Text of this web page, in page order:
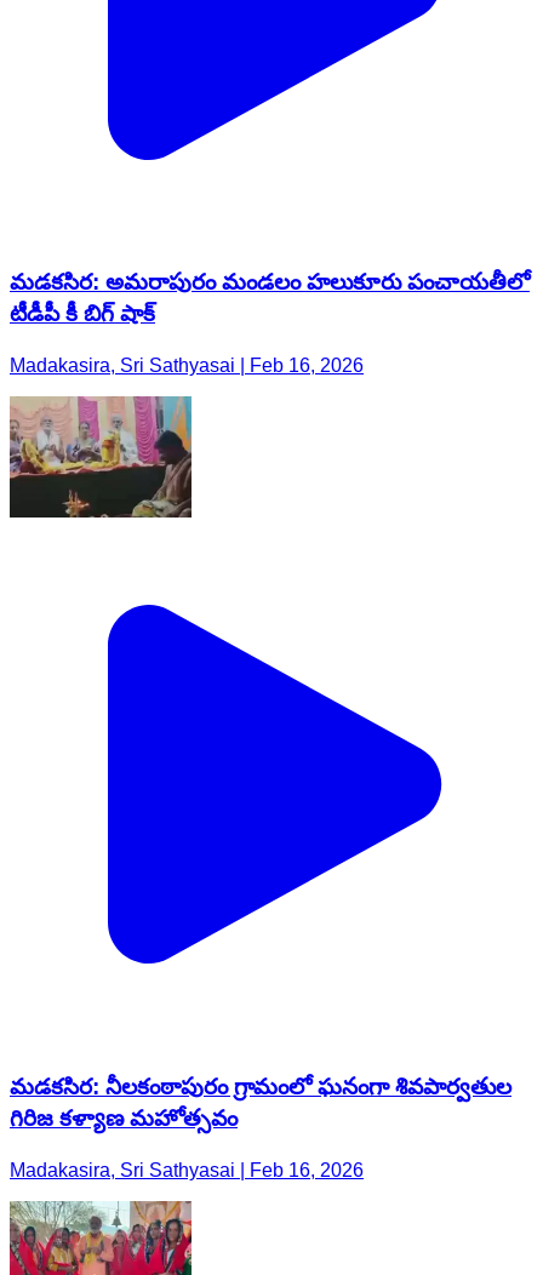
మడకసిర: అమరాపురం మండలం హలుకూరు పంచాయతీలో
టీడీపీ కీ బిగ్ షాక్
Madakasira, Sri Sathyasai | Feb 16, 2026
మడకసిర: నీలకంఠాపురం గ్రామంలో ఘనంగా శివపార్వతుల
గిరిజ కళ్యాణ మహోత్సవం
Madakasira, Sri Sathyasai | Feb 16, 2026